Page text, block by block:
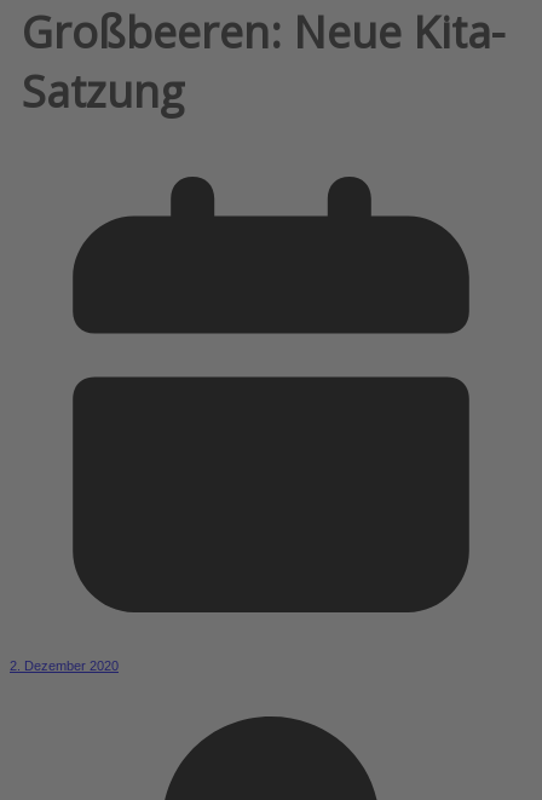
Großbeeren: Neue Kita-
Satzung
2. Dezember 2020